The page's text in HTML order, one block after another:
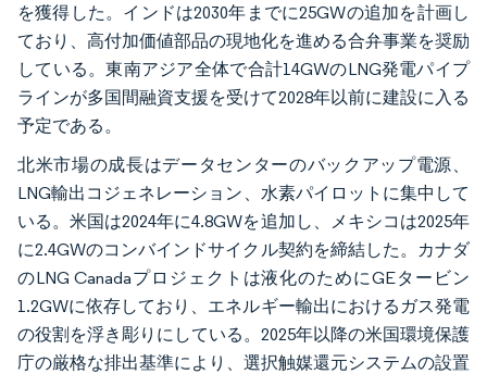
を獲得した。インドは2030年までに25GWの追加を計画し
ており、高付加価値部品の現地化を進める合弁事業を奨励
している。東南アジア全体で合計14GWのLNG発電パイプ
ラインが多国間融資支援を受けて2028年以前に建設に入る
予定である。
北米市場の成長はデータセンターのバックアップ電源、
LNG輸出コジェネレーション、水素パイロットに集中して
いる。米国は2024年に4.8GWを追加し、メキシコは2025年
に2.4GWのコンバインドサイクル契約を締結した。カナダ
のLNG Canadaプロジェクトは液化のためにGEタービン
1.2GWに依存しており、エネルギー輸出におけるガス発電
の役割を浮き彫りにしている。2025年以降の米国環境保護
庁の厳格な排出基準により、選択触媒還元システムの設置